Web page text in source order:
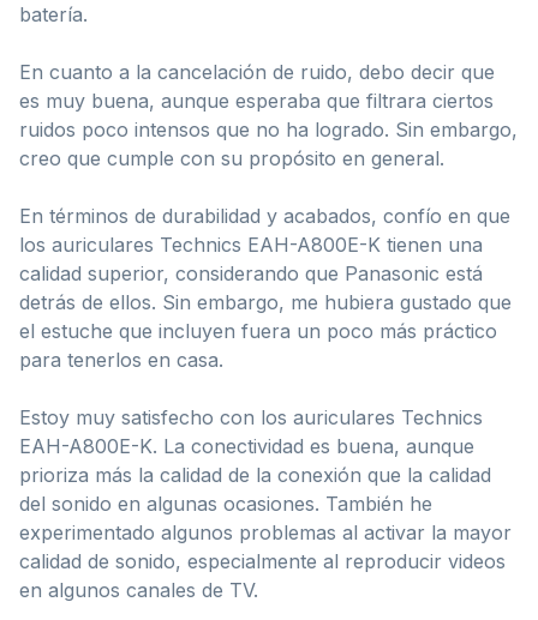
batería.
En cuanto a la cancelación de ruido, debo decir que
es muy buena, aunque esperaba que filtrara ciertos
ruidos poco intensos que no ha logrado. Sin embargo,
creo que cumple con su propósito en general.
En términos de durabilidad y acabados, confío en que
los auriculares Technics EAH-A800E-K tienen una
calidad superior, considerando que Panasonic está
detrás de ellos. Sin embargo, me hubiera gustado que
el estuche que incluyen fuera un poco más práctico
para tenerlos en casa.
Estoy muy satisfecho con los auriculares Technics
EAH-A800E-K. La conectividad es buena, aunque
prioriza más la calidad de la conexión que la calidad
del sonido en algunas ocasiones. También he
experimentado algunos problemas al activar la mayor
calidad de sonido, especialmente al reproducir videos
en algunos canales de TV.